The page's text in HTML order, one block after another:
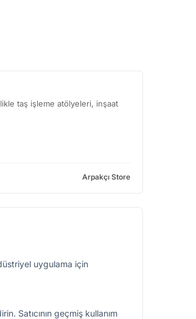
taş işleme atölyeleri, inşaat
Arpakçı Store
uygulama için
Satıcının geçmiş kullanım